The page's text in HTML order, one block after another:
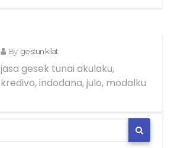
By gestun kilat
jasa gesek tunai akulaku,
kredivo, indodana, julo, modalku